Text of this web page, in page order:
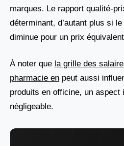
marques. Le rapport qualité-
déterminant, d’autant plus si
diminue pour un prix
À noter que la grille des
pharmacie en peut aussi
produits en officine, un aspect
négligeable.